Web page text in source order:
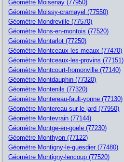
Géomètre Moisenay (77950)
Géomètre Moissy-cramayel (77550)
Géomètre Mondreville (77570)
Géomètre Mons-en-montois (77520)
Géomètre Montarlot (77250)
Géomètre Montceaux-les-meaux (77470)
Géomètre Montceaux-les-provins (77151)
Géomètre Montcourt-fromonville (77140)
Géomètre Montdauphin (77320)
Géomètre Montenils (77320)
Géomètre Montereau-fault-yonne (77130)
Géomètre Montereau-sur-le-jard (77950)
Géomètre Montevrain (77144)
Géomètre Montge-en-goele (77230)
Géomètre Monthyon (77122)
Géomètre Montigny-le-guesdier (77480)
Géomètre Montigny-lencoup (77520)